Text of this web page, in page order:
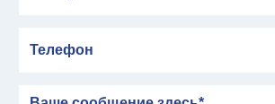
сообщение